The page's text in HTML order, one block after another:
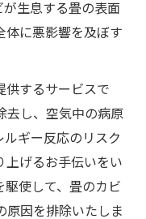
生息する畳の表面
体に悪影響を及ぼす
供するサービスで
去し、空気中の病原
ギー反応のリスク
上げるお手伝いをい
使して、畳のカビ
原因を排除いたしま